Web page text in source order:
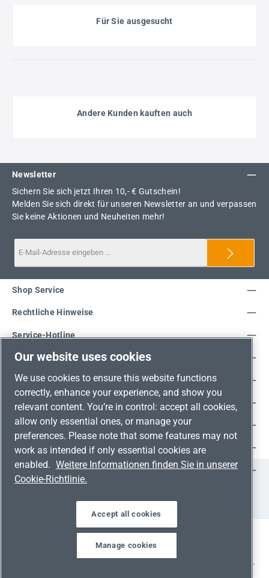
Für Sie ausgesucht
Andere Kunden kauften auch
Newsletter
Sichern Sie sich jetzt Ihren 10,- € Gutschein!
Melden Sie sich direkt für unseren Newsletter an und verpassen
Sie keine Aktionen und Neuheiten mehr!
Service-Hotline
Shop Service
Rechtliche Hinweise
Unsere Vorteile
Versandarten
Zahlungsarten
Adresse
Umweltschutz & Partnerschaft
Jetzt auf Social Media folgen!
FacebookInstagramYouTubeLinkedIn
Alle Preise inkl. gesetzl. Mehrwertsteuer zzgl.
und ggf. Nachnahmegebühren, wenn nicht anders angegeben.
Our website uses cookies
We use cookies to ensure this website functions
correctly, enhance your experience, and show you
relevant content. You’re in control: accept all cookies,
allow only essential ones, or manage your
preferences. Please note that some features may not
work as intended if only essential cookies are
enabled. Weitere Informationen finden Sie in unserer
Cookie-Richtlinie.
Accept all cookies
Manage cookies